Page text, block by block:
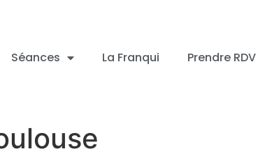
Séances La Franqui Prendre RDV